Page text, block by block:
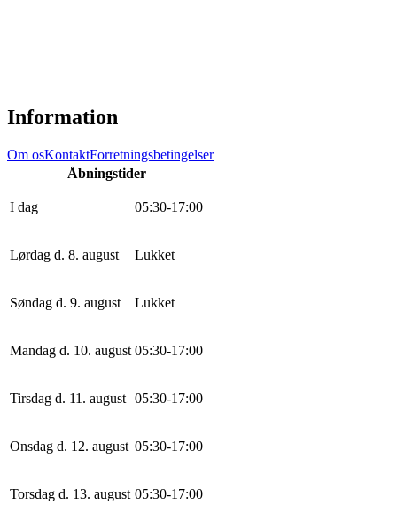
Information
Om osKontaktForretningsbetingelser
Åbningstider
I dag 05:30-17:00
Lørdag d. 8. august Lukket
Søndag d. 9. august Lukket
Mandag d. 10. august 05:30-17:00
Tirsdag d. 11. august 05:30-17:00
Onsdag d. 12. august 05:30-17:00
Torsdag d. 13. august 05:30-17:00